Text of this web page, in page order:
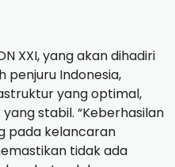
XXI, yang akan dihadiri
penjuru Indonesia,
yang optimal,
stabil. “Keberhasilan
pada kelancaran
tidak ada